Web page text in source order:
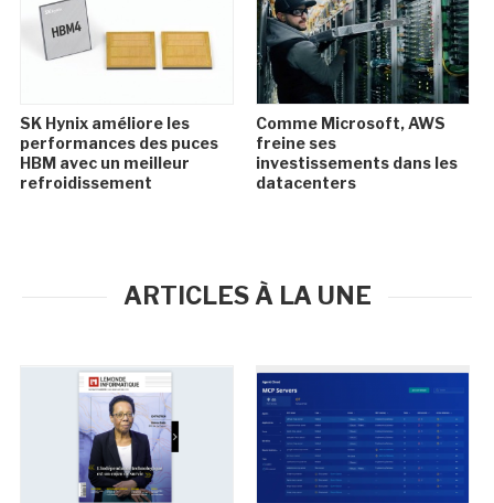
SK Hynix améliore les
performances des puces
HBM avec un meilleur
refroidissement
Comme Microsoft, AWS
freine ses
investissements dans les
datacenters
ARTICLES À LA UNE